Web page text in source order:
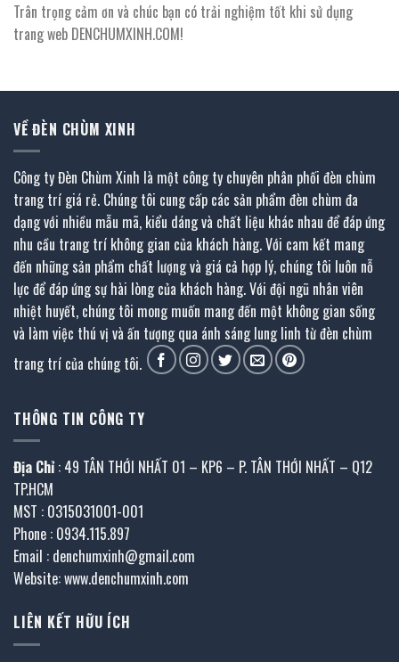
Trân trọng cảm ơn và chúc bạn có trải nghiệm tốt khi sử dụng
trang web DENCHUMXINH.COM!
VỀ ĐÈN CHÙM XINH
Công ty Đèn Chùm Xinh là một công ty chuyên phân phối đèn chùm
trang trí giá rẻ. Chúng tôi cung cấp các sản phẩm đèn chùm đa
dạng với nhiều mẫu mã, kiểu dáng và chất liệu khác nhau để đáp ứng
nhu cầu trang trí không gian của khách hàng. Với cam kết mang
đến những sản phẩm chất lượng và giá cả hợp lý, chúng tôi luôn nỗ
lực để đáp ứng sự hài lòng của khách hàng. Với đội ngũ nhân viên
nhiệt huyết, chúng tôi mong muốn mang đến một không gian sống
và làm việc thú vị và ấn tượng qua ánh sáng lung linh từ đèn chùm
trang trí của chúng tôi.
THÔNG TIN CÔNG TY
Địa Chỉ : 49 TÂN THỚI NHẤT 01 – KP6 – P. TÂN THỚI NHẤT – Q12
TP.HCM
MST : 0315031001-001
Phone : 0934.115.897
Email : denchumxinh@gmail.com
Website: www.denchumxinh.com
LIÊN KẾT HỮU ÍCH